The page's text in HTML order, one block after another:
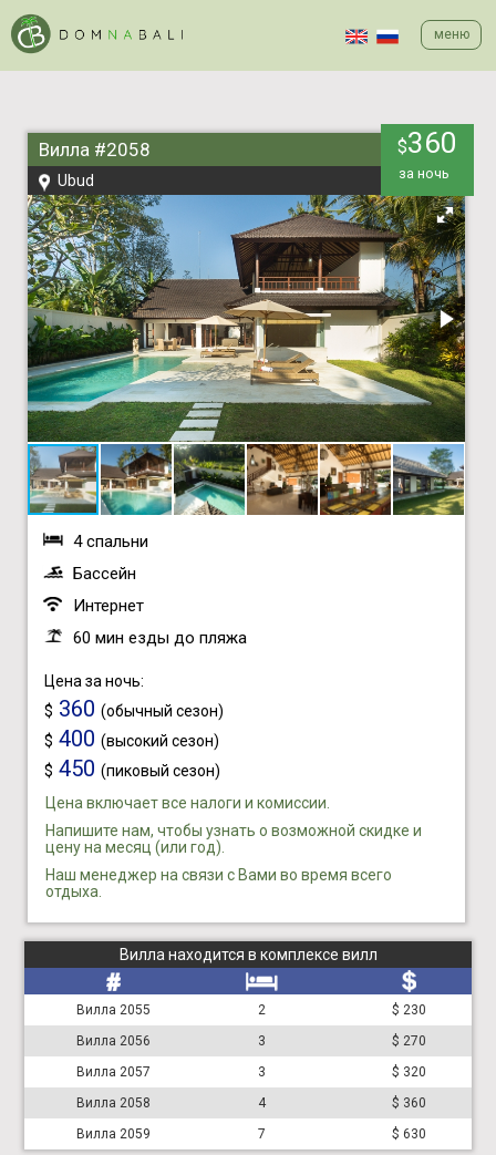
меню
Вилла #2058
Ubud
$360
за ночь
4 спальни
Бассейн
Интернет
60 мин езды до пляжа
Цена за ночь:
$ 360 (обычный сезон)
$ 400 (высокий сезон)
$ 450 (пиковый сезон)
Цена включает все налоги и комиссии.
Напишите нам, чтобы узнать о возможной скидке и
цену на месяц (или год).
Наш менеджер на связи с Вами во время всего
отдыха.
Вилла находится в комплексе вилл
Вилла 2055 2
$ 230
Вилла 2056
3
$ 270
Вилла 2057
3
$ 320
Вилла 2058
4
$ 360
Вилла 2059
7 $ 630